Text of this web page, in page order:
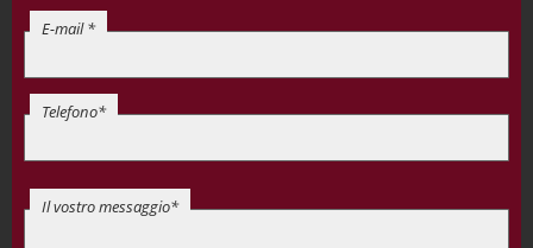
E-mail *
Telefono*
Il vostro messaggio*